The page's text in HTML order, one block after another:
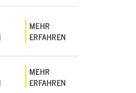
MEHR
ERFAHREN
MEHR
ERFAHREN